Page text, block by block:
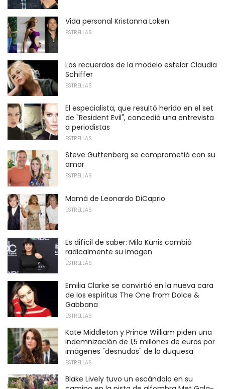
Vida personal Kristanna Loken
ESTRELLAS
Los recuerdos de la modelo estelar Claudia
Schiffer
ESTRELLAS
El especialista, que resultó herido en el set
de "Resident Evil", concedió una entrevista
a periodistas
ESTRELLAS
Steve Guttenberg se comprometió con su
amor
ESTRELLAS
Mamá de Leonardo DiCaprio
ESTRELLAS
Es difícil de saber: Mila Kunis cambió
radicalmente su imagen
ESTRELLAS
Emilia Clarke se convirtió en la nueva cara
de los espíritus The One from Dolce &
Gabbana
ESTRELLAS
Kate Middleton y Prince William piden una
indemnización de 1,5 millones de euros por
imágenes "desnudas" de la duquesa
ESTRELLAS
Blake Lively tuvo un escándalo en su